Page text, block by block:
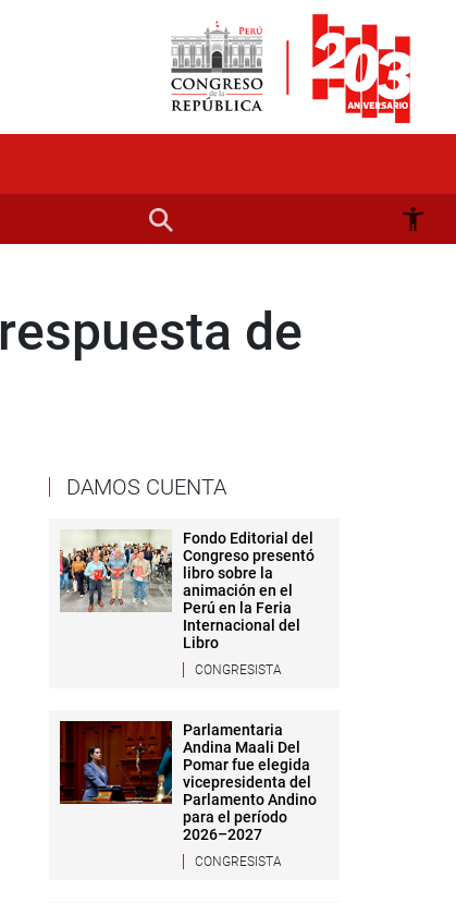
de
DAMOS CUENTA
Fondo Editorial del
Congreso presentó
libro sobre la
animación en el
Perú en la Feria
Internacional del
Libro
CONGRESISTA
Parlamentaria
Andina Maali Del
Pomar fue elegida
vicepresidenta del
Parlamento Andino
para el período
2026–2027
CONGRESISTA